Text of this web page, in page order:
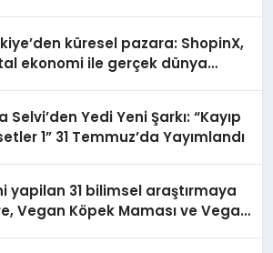
küresel pazara: ShopinX,
ekonomi ile gerçek dünya
Selvi’den Yedi Yeni Şarkı: “Kayıp
1” 31 Temmuz’da Yayımlandı
yapilan 31 bilimsel araştırmaya
Vegan Köpek Maması ve Vegan